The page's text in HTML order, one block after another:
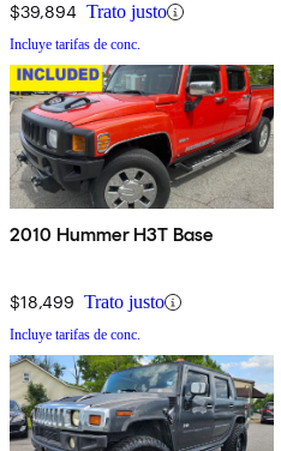
$39,894 Trato justo
Incluye tarifas de conc.
2010 Hummer H3T Base
$18,499 Trato justo
Incluye tarifas de conc.